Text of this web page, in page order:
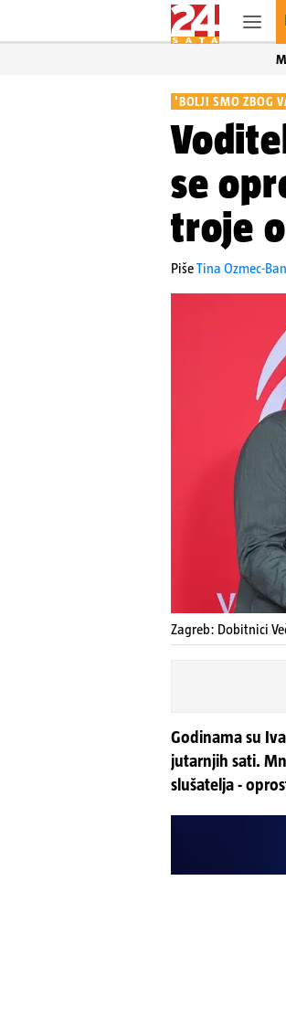
'BOLJI SMO ZBOG
se
troje
PišeTina Ozmec-Ban
Zagreb: Dobitnici
Godinama su
jutarnjih sati.
slušatelja -